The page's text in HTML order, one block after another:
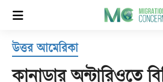
হোম
উত্তর আমেরিকা
কানাডার অন্টারিওতে